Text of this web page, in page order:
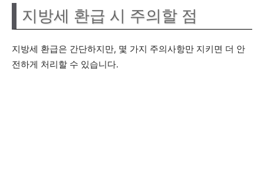
지방세 환급 시 주의할 점
지방세 환급은 간단하지만, 몇 가지 주의사항만 지키면 더 안
전하게 처리할 수 있습니다.